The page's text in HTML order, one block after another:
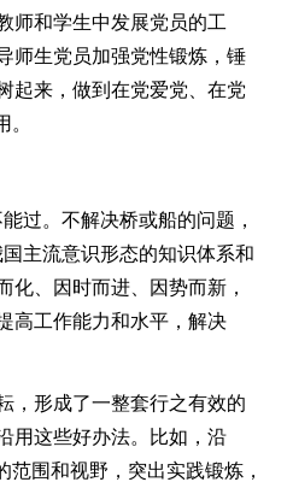
师和学生中发展党员的工
师生党员加强党性锻炼，锤
起来，做到在党爱党、在党
过。不解决桥或船的问题，
主流意识形态的知识体系和
、因时而进、因势而新，
高工作能力和水平，解决
形成了一整套行之有效的
用这些好办法。比如，沿
围和视野，突出实践锻炼，